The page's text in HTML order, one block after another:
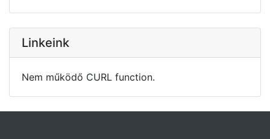
Linkeink
Nem működő CURL function.